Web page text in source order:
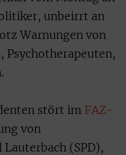
unbeirrt an
Warnungen von
Psychotherapeuten,
stört im FAZ-
von
(SPD),